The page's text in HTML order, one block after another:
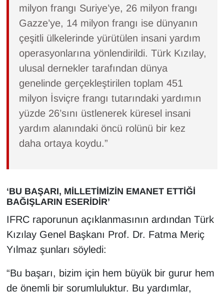
milyon frangı Suriye’ye, 26 milyon frangı
Gazze’ye, 14 milyon frangı ise dünyanın
çeşitli ülkelerinde yürütülen insani yardım
operasyonlarına yönlendirildi. Türk Kızılay,
ulusal dernekler tarafından dünya
genelinde gerçekleştirilen toplam 451
milyon İsviçre frangı tutarındaki yardımın
yüzde 26’sını üstlenerek küresel insani
yardım alanındaki öncü rolünü bir kez
daha ortaya koydu.”
‘BU BAŞARI, MİLLETİMİZİN EMANET ETTİĞİ
BAĞIŞLARIN ESERİDİR’
IFRC raporunun açıklanmasının ardından Türk
Kızılay Genel Başkanı Prof. Dr. Fatma Meriç
Yılmaz şunları söyledi:
“Bu başarı, bizim için hem büyük bir gurur hem
de önemli bir sorumluluktur. Bu yardımlar,
YEREL